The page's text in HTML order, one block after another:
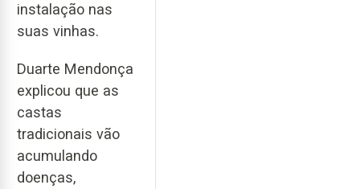
instalação nas
suas vinhas.
Duarte Mendonça
explicou que as
castas
tradicionais vão
acumulando
doenças,